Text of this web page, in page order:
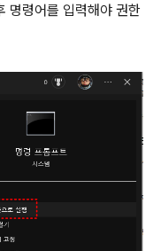
명령어를 입력해야 권한